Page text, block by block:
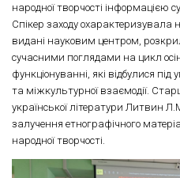
народної творчості інформацією
Спікер заходу
видані науковим центром,
сучасними поглядами на цикл
функціонуванні, які відбулися
та міжкультурної взаємодії.
української літератури Литвин
залучення етнографічного
народної творчості.